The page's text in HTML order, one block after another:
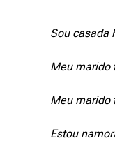
Sou casada
Meu marido
Meu marido
Estou